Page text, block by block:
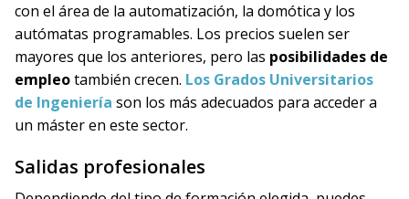
con el área de la automatización, la domótica y los
autómatas programables. Los precios suelen ser
mayores que los anteriores, pero las posibilidades de
empleotambién crecen. Los Grados Universitarios
de Ingeniería son los más adecuados para acceder a
un máster en este sector.
Salidas profesionales